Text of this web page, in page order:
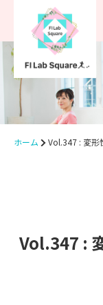
ホーム Vol.347 : 変形
Vol.347 :